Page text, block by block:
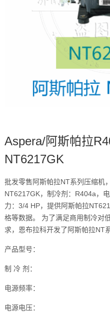
Aspera/阿斯帕拉
NT6217GK
批发零售阿斯帕拉NT系列压缩机
NT6217GK，制冷剂：R404a，
力：3/4 HP，提供阿斯帕拉
格等数据。 为了满足商用制冷对
求，恩布拉科开发了阿斯帕拉NT
产品型号：
制 冷 剂：
电源频率：
电源电压：